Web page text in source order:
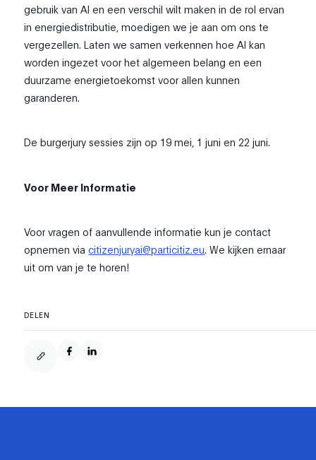
gebruik van AI en een verschil wilt maken in de rol ervan
in energiedistributie, moedigen we je aan om ons te
vergezellen. Laten we samen verkennen hoe AI kan
worden ingezet voor het algemeen belang en een
duurzame energietoekomst voor allen kunnen
garanderen.
De burgerjury sessies zijn op 19 mei, 1 juni en 22 juni.
Voor Meer Informatie
Voor vragen of aanvullende informatie kun je contact
opnemen viacitizenjuryai@particitiz.eu. We kijken ernaar
uit om van je te horen!
DELEN